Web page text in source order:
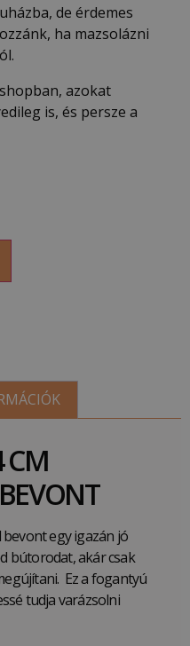
de érdemes
ha mazsolázni
azokat
is, és persze a
CM
egy igazán jó
bútorodat, akár csak
Ez a fogantyú
tudja varázsolni